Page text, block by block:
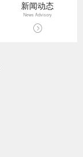
新闻动态
News Advisory